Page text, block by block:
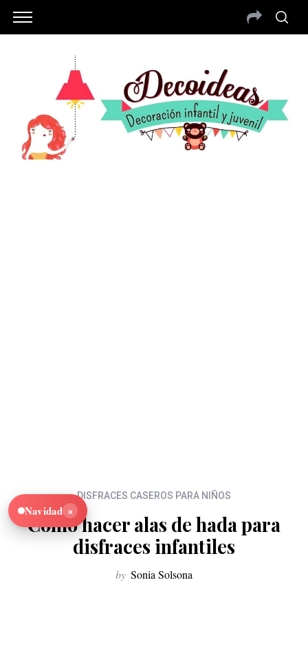
DISFRACES CASEROS PARA NIÑOS
Como hacer alas de hada para
disfraces infantiles
by Sonia Solsona
Navidad ×